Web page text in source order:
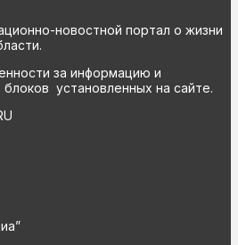
новостной портал о жизни
за информацию и
установленных на сайте.